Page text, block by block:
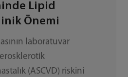
Lipid
Önemi
laboratuvar
(ASCVD) riskini